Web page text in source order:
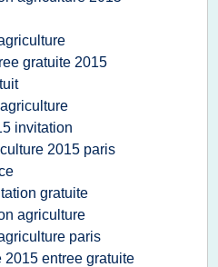
gratuite 2015
invitation
2015 paris
gratuite
agriculture
paris
entree gratuite